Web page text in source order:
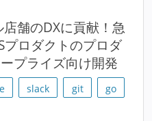
舗のDXに貢献！急
プロダクトのプロダ
プライズ向け開発
slack git
go